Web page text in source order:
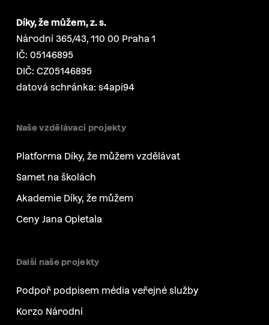
Díky, že můžem, z. s.
Národní 365/43, 110 00 Praha 1
IČ: 05146895
DIČ: CZ05146895
datová schránka: s4api94
Naše vzdělávací projekty
Platforma Díky, že můžem vzdělávat
Samet na školách
Akademie Díky, že můžem
Ceny Jana Opletala
Další naše projekty
Podpoř podpisem média veřejné služby
Korzo Národní